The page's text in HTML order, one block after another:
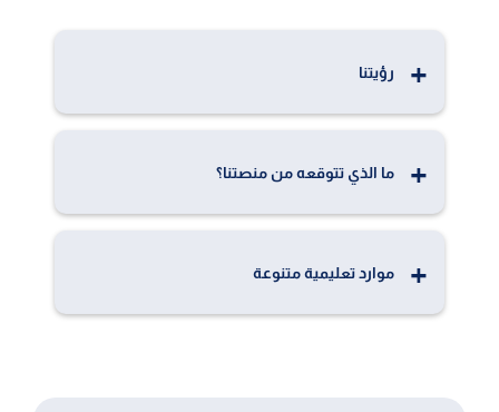
رؤيتنا
الصوتية والمرئية."..
ما الذي تتوقعه من منصتنا؟
الأمان تعليم عالي الجودة نقدم لك تجربة تعليمية متميزة
موارد تعليمية متنوعة